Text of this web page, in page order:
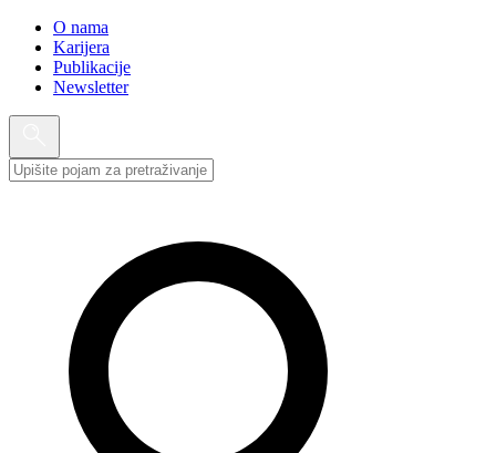
O nama
Karijera
Publikacije
Newsletter